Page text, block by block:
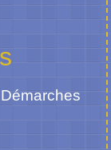
Démarches